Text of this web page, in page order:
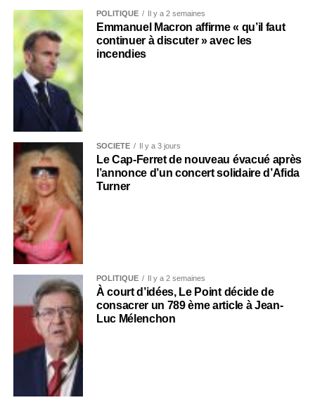
POLITIQUE Il y a 2 semaines
Emmanuel Macron affirme « qu’il faut
continuer à discuter » avec les
incendies
SOCIÉTÉ Il y a 3 jours
Le Cap-Ferret de nouveau évacué après
l’annonce d’un concert solidaire d’Afida
Turner
POLITIQUE Il y a 2 semaines
À court d’idées, Le Point décide de
consacrer un 789 ème article à Jean-
Luc Mélenchon